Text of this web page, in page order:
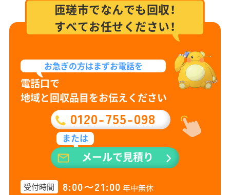
匝瑳市でなんでも回収！
すべてお任せください！
お急ぎの方はまずお電話を
電話口で
地域と回収品目をお伝えください
0120-755-098
または
メールで見積り
受付時間 8:00〜21:00 年中無休